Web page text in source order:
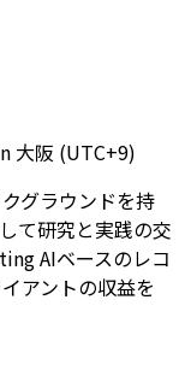
大阪 (UTC+9)
グラウンドを持
て研究と実践の交
AIベースのレコ
アントの収益を